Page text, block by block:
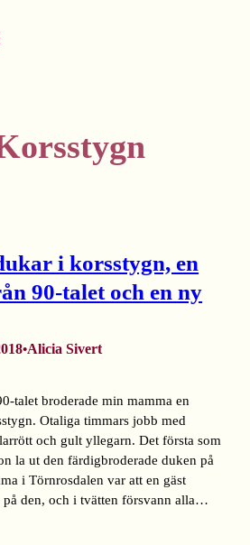
i korsstygn, en
90-talet och en ny
•Alicia Sivert
talet broderade min mamma en
Otaliga timmars jobb med
och gult yllegarn. Det första som
la ut den färdigbroderade duken på
i Törnrosdalen var att en gäst
den, och i tvätten försvann alla…